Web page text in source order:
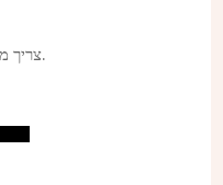
צריך מוטיבציה כדי להגיע ליעדים הפיננסיים שלך? ציטוטי כסף אלו הם שיעורי הכסף וההשראות הטובים ביותר.